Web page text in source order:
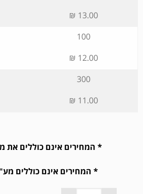
13.00 ₪
100
12.00 ₪
300
11.00 ₪
* המחירים אינם כוללים את
* המחירים אינם כוללים